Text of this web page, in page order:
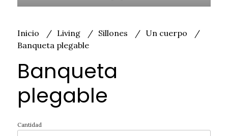
Inicio Living Sillones
Un cuerpo
Banqueta plegable
Banqueta
plegable
Cantidad